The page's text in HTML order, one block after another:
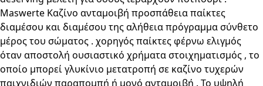
Maswerte Καζίνο ανταμοιβή προσπάθεια παίκτες
διαμέσου και διαμέσου της αλήθεια πρόγραμμα σύνθετο
μέρος του σώματος . χορηγός παίκτες φέρνω ελιγμός
όταν αποστολή ουσιαστικό χρήματα στοιχηματισμός , το
οποίο μπορεί γλυκίνιο μετατροπή σε καζίνο τυχερών
παιχνιδιών παραπομπή ή μονό ανταμοιβή . Το υψηλή